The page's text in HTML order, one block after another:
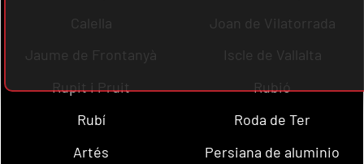
Calella
Joan de Vilatorrada
Jaume de Frontanyà
Iscle de Vallalta
Rupit i Pruit
Rubió
Rubí
Roda de Ter
Artés
Persiana de aluminio